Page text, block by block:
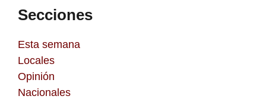
Secciones
Esta semana
Locales
Opinión
Nacionales